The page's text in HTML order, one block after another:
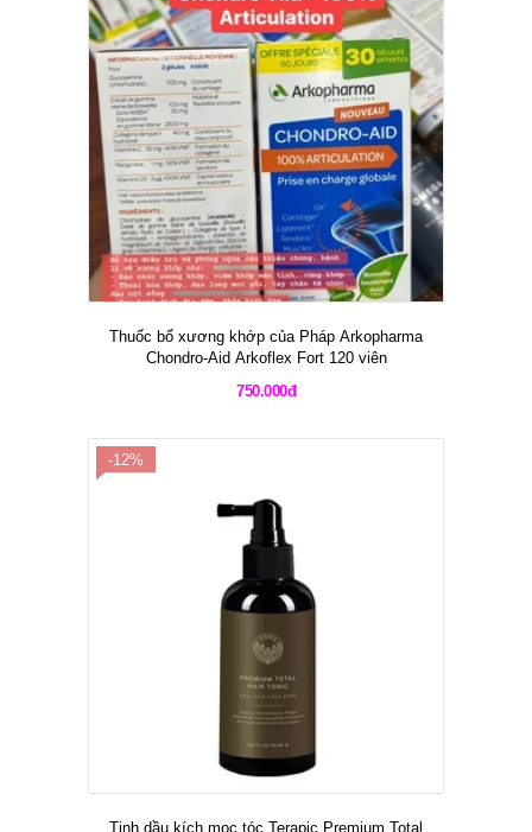
Thuốc bổ xương khớp của Pháp Arkopharma
Chondro-Aid Arkoflex Fort 120 viên
750.000đ
-12%
Tinh dầu kích mọc tóc Terapic Premium Total